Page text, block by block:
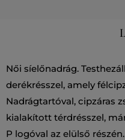
Női síelőnadrág.
derékrésszel, amely
Nadrágtartóval, cipzáras
kialakított térdrésszel,
P logóval az elülső